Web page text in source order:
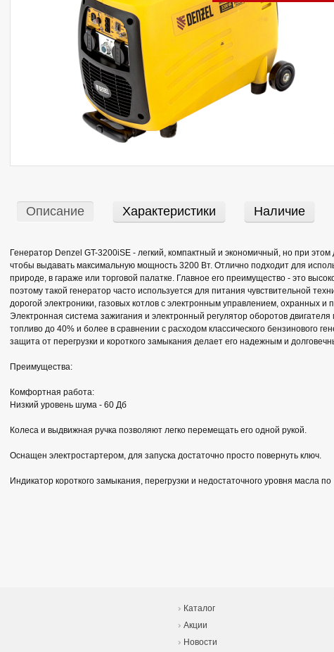
Описание Характеристики Наличие
Генератор Denzel GT-3200iSE - легкий, компактный и экономичный, но при
чтобы выдавать максимальную мощность 3200 Вт. Отлично подходит для
природе, в гараже или торговой палатке. Главное его преимущество - это
поэтому такой генератор часто используется для питания чувствительной
дорогой электроники, газовых котлов с электронным управлением, охранных и
Электронная система зажигания и электронный регулятор оборотов двигателя
топливо до 40% и более в сравнении с расходом классического бензинового
защита от перегрузки и короткого замыкания делает его надежным и
Преимущества:
Комфортная работа:
Низкий уровень шума - 60 Дб
Колеса и выдвижная ручка позволяют легко перемещать его одной рукой.
Оснащен электростартером, для запуска достаточно просто повернуть ключ.
Индикатор короткого замыкания, перегрузки и недостаточного уровня масла по
Каталог
Акции
Новости